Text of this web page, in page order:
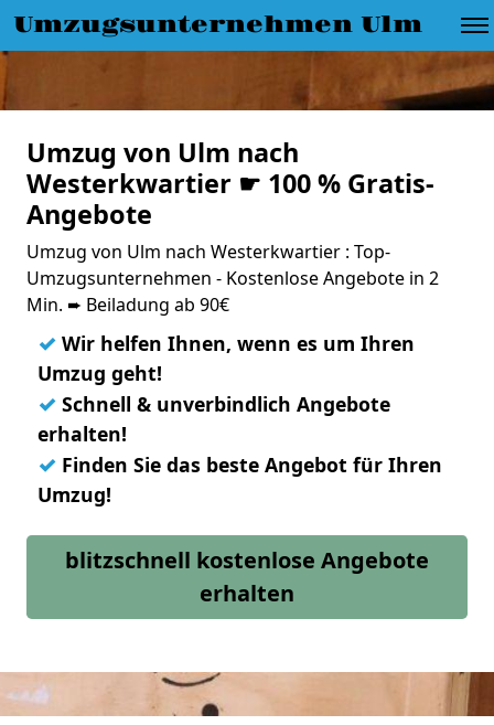
Umzugsunternehmen Ulm
Umzug von Ulm nach
Westerkwartier ☛ 100 % Gratis-
Angebote
Umzug von Ulm nach Westerkwartier : Top-
Umzugsunternehmen - Kostenlose Angebote in 2
Min. ➨ Beiladung ab 90€
✓ Wir helfen Ihnen, wenn es um Ihren
Umzug geht!
✓ Schnell & unverbindlich Angebote
erhalten!
✓ Finden Sie das beste Angebot für Ihren
Umzug!
blitzschnell kostenlose Angebote
erhalten